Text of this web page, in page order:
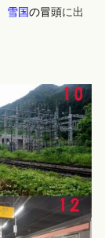
雪国の冒頭に出